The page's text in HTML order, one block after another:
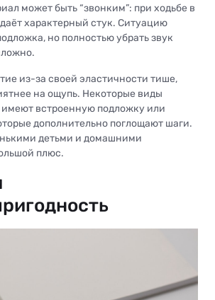
может быть “звонким”: при ходьбе в
характерный стук. Ситуацию
но полностью убрать звук
из-за своей эластичности тише,
на ощупь. Некоторые виды
встроенную подложку или
дополнительно поглощают шаги.
детьми и домашними
плюс.